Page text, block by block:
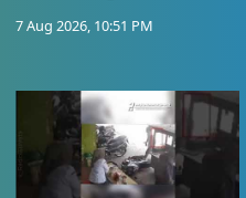
7 Aug 2026, 10:51 PM